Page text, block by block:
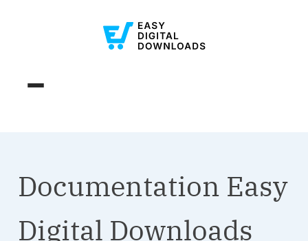
Documentation Easy
Digital Downloads